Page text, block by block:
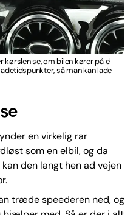
se, om bilen kører på el
så man kan lade
en virkelig rar
som en elbil, og da
den langt hen ad vejen
træde speederen ned, og